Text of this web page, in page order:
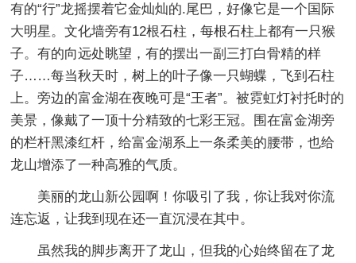
有的“行”龙摇摆着它金灿灿的.尾巴，好像它是一个国际
大明星。文化墙旁有12根石柱，每根石柱上都有一只猴
子。有的向远处眺望，有的摆出一副三打白骨精的样
子……每当秋天时，树上的叶子像一只蝴蝶，飞到石柱
上。旁边的富金湖在夜晚可是“王者”。被霓虹灯衬托时的
美景，像戴了一顶十分精致的七彩王冠。围在富金湖旁
的栏杆黑漆红杆，给富金湖系上一条柔美的腰带，也给
龙山增添了一种高雅的气质。
美丽的龙山新公园啊！你吸引了我，你让我对你流
连忘返，让我到现在还一直沉浸在其中。
虽然我的脚步离开了龙山，但我的心始终留在了龙